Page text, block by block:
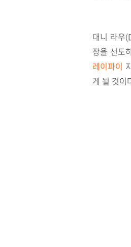
대니 라우
장을 선도
레이파이
게 될 것이